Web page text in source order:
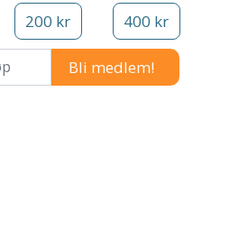
200 kr 400 kr